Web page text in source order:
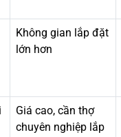
Không gian lắp đặt
lớn hơn
Giá cao, cần thợ
chuyên nghiệp lắp